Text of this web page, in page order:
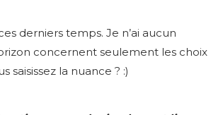
derniers temps. Je n’ai aucun
concernent seulement les choix
saisissez la nuance ? :)